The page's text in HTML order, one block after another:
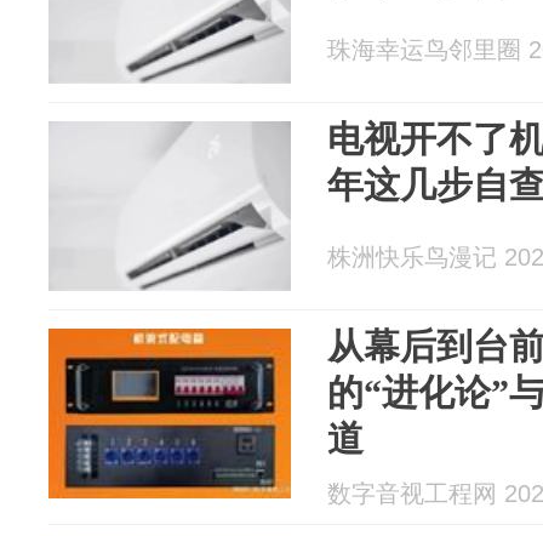
珠海幸运鸟邻里圈
电视开不了
年这几步自
株洲快乐鸟漫记
从幕后到台
的“进化论”
道
数字音视工程网